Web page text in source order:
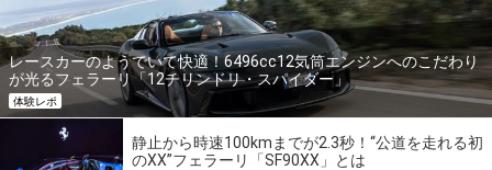
レースカーのようでいて快適！6496cc12気筒エンジンへのこだわり
が光るフェラーリ「12チリンドリ・スパイダー」
体験レポ
静止から時速100kmまでが2.3秒！“公道を走れる初
のXX”フェラーリ「SF90XX」とは